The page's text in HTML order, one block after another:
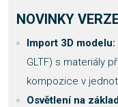
NOVINKY
Import 3D modelu:
GLTF) s materiály
kompozice v
Osvětlení na